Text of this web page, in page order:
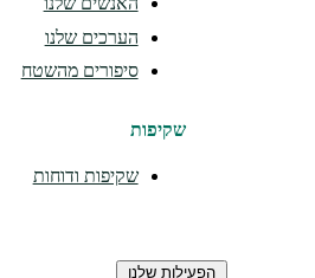
הערכים שלנו
סיפורים מהשטח
שקיפות
שקיפות ודוחות
הפעילות שלנו